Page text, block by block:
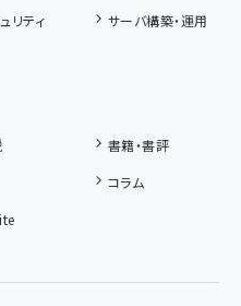
リティ
サーバ構築・運用
書籍・書評
コラム